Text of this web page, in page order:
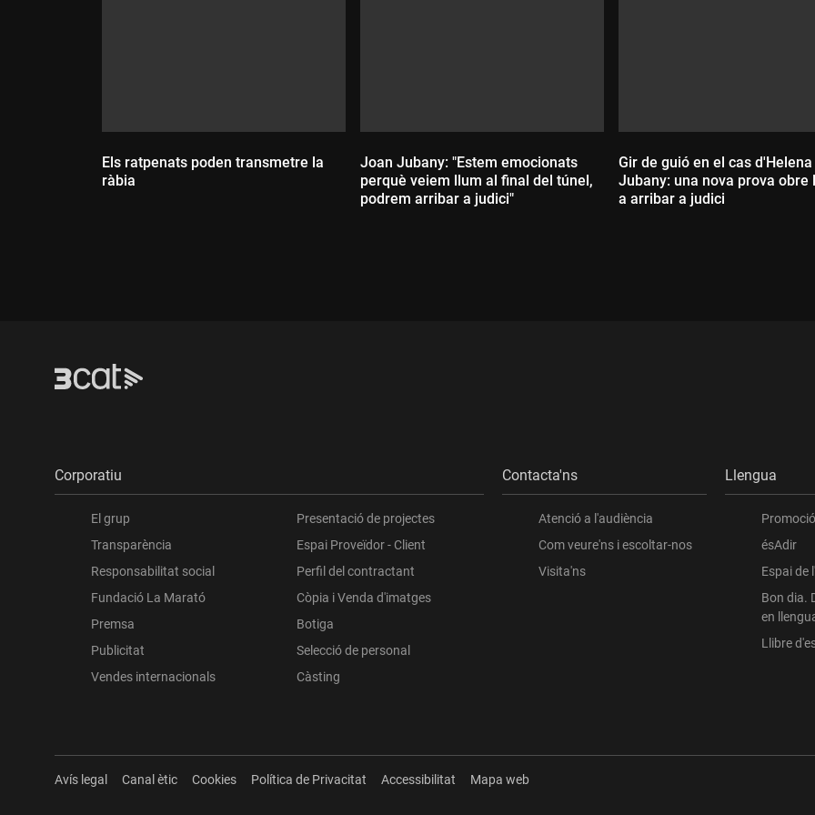
Els ratpenats poden transmetre la
ràbia
Joan Jubany: "Estem emocionats
perquè veiem llum al final del túnel,
podrem arribar a judici"
Gir de guió en el cas d'Helena
Jubany: una nova prova obre
a arribar a judici
Corporatiu
El grup
Transparència
Responsabilitat social
Fundació La Marató
Premsa
Publicitat
Vendes internacionals
Presentació de projectes
Espai Proveïdor - Client
Perfil del contractant
Còpia i Venda d'imatges
Botiga
Selecció de personal
Càsting
Contacta'ns
Atenció a l'audiència
Com veure'ns i escoltar-nos
Visita'ns
Llengua
ésAdir
Espai de
Bon dia.
en
Llibre
Avís legal Canal ètic Cookies Política de Privacitat Accessibilitat Mapa web